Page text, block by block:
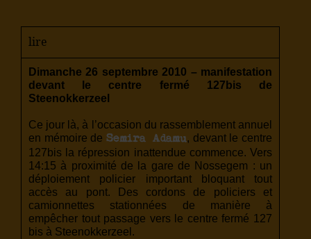
lire
Dimanche 26 septembre 2010 – manifestation
devant le centre fermé 127bis de
Steenokkerzeel
Ce jour là, à l’occasion du rassemblement annuel
en mémoire deSemira Adamu, devant le centre
127bis la répression inattendue commence. Vers
14:15 à proximité de la gare de Nossegem : un
déploiement policier important bloquant tout
accès au pont. Des cordons de policiers et
camionnettes stationnées de manière à
empêcher tout passage vers le centre fermé 127
bis à Steenokkerzeel.